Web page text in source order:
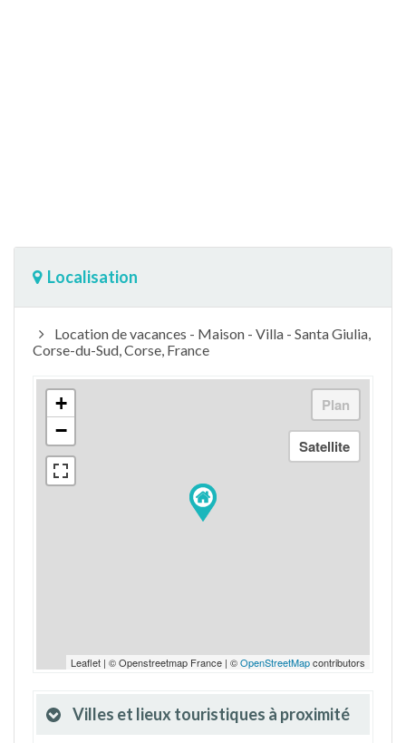
Localisation
Location de vacances - Maison - Villa - Santa Giulia,
Corse-du-Sud, Corse, France
+
−
Leaflet | © Openstreetmap France | ©OpenStreetMapcontributors
Villes et lieux touristiques à proximité